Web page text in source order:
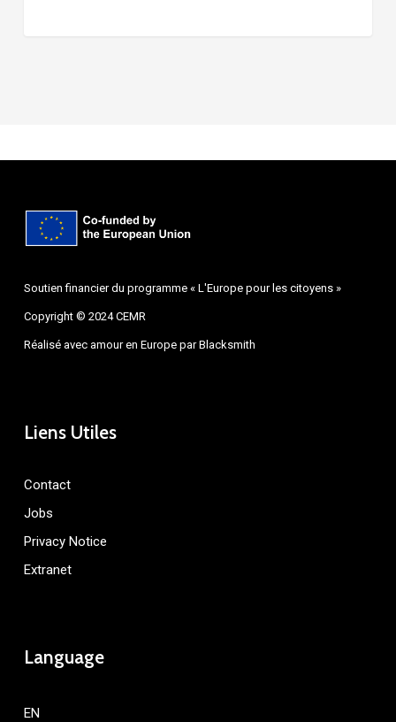
Soutien financier du programme « L'Europe pour les citoyens »
Copyright © 2024 CEMR
Réalisé avec amour en Europe parBlacksmith
Liens Utiles
Contact
Jobs
Privacy Notice
Extranet
Language
EN